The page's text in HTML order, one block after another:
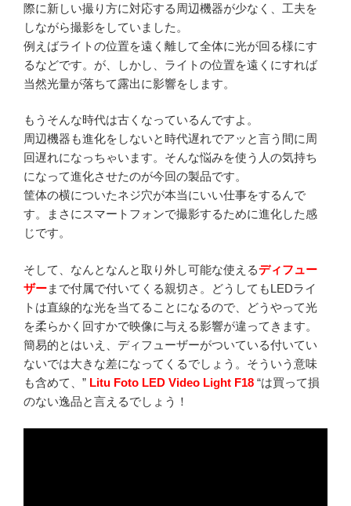
際に新しい撮り方に対応する周辺機器が少なく、工夫を
しながら撮影をしていました。
例えばライトの位置を遠く離して全体に光が回る様にす
るなどです。が、しかし、ライトの位置を遠くにすれば
当然光量が落ちて露出に影響をします。
もうそんな時代は古くなっているんですよ。
周辺機器も進化をしないと時代遅れでアッと言う間に周
回遅れになっちゃいます。そんな悩みを使う人の気持ち
になって進化させたのが今回の製品です。
筐体の横についたネジ穴が本当にいい仕事をするんで
す。まさにスマートフォンで撮影するために進化した感
じです。
そして、なんとなんと取り外し可能な使えるディフュー
ザーまで付属で付いてくる親切さ。どうしてもLEDライ
トは直線的な光を当てることになるので、どうやって光
を柔らかく回すかで映像に与える影響が違ってきます。
簡易的とはいえ、ディフューザーがついている付いてい
ないでは大きな差になってくるでしょう。そういう意味
も含めて、” Litu Foto LED Video Light F18 “は買って損
のない逸品と言えるでしょう！